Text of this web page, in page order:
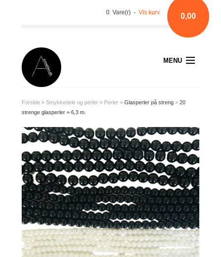
0 Vare(r) - Vis kurv 0,00
MENU
Forside » Smykkedele og perler » Perler » Glasperler på streng » 20
strenge glasperler = 6,3 m.